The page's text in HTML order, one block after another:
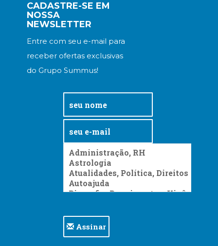
CADASTRE-SE EM
NOSSA
NEWSLETTER
Entre com seu e-mail para
receber ofertas exclusivas
do Grupo Summus!
Assinar